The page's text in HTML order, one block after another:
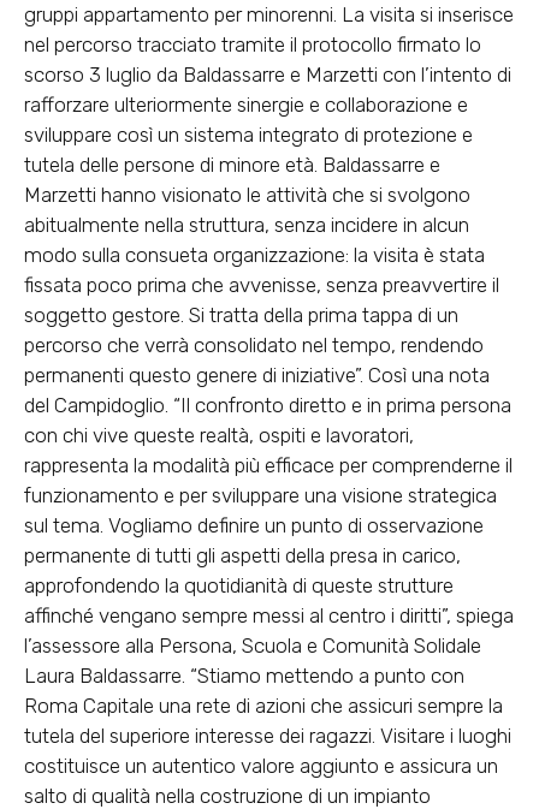
gruppi appartamento per minorenni. La visita si inserisce
nel percorso tracciato tramite il protocollo firmato lo
scorso 3 luglio da Baldassarre e Marzetti con l’intento di
rafforzare ulteriormente sinergie e collaborazione e
sviluppare così un sistema integrato di protezione e
tutela delle persone di minore età. Baldassarre e
Marzetti hanno visionato le attività che si svolgono
abitualmente nella struttura, senza incidere in alcun
modo sulla consueta organizzazione: la visita è stata
fissata poco prima che avvenisse, senza preavvertire il
soggetto gestore. Si tratta della prima tappa di un
percorso che verrà consolidato nel tempo, rendendo
permanenti questo genere di iniziative”. Così una nota
del Campidoglio. “Il confronto diretto e in prima persona
con chi vive queste realtà, ospiti e lavoratori,
rappresenta la modalità più efficace per comprenderne il
funzionamento e per sviluppare una visione strategica
sul tema. Vogliamo definire un punto di osservazione
permanente di tutti gli aspetti della presa in carico,
approfondendo la quotidianità di queste strutture
affinché vengano sempre messi al centro i diritti”, spiega
l’assessore alla Persona, Scuola e Comunità Solidale
Laura Baldassarre. “Stiamo mettendo a punto con
Roma Capitale una rete di azioni che assicuri sempre la
tutela del superiore interesse dei ragazzi. Visitare i luoghi
costituisce un autentico valore aggiunto e assicura un
salto di qualità nella costruzione di un impianto